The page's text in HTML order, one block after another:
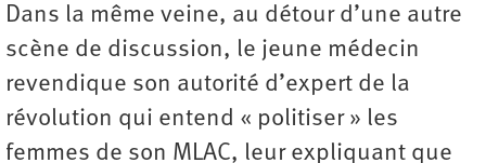
Dans la même veine, au détour d’une autre
scène de discussion, le jeune médecin
revendique son autorité d’expert de la
révolution qui entend « politiser » les
femmes de son MLAC, leur expliquant que